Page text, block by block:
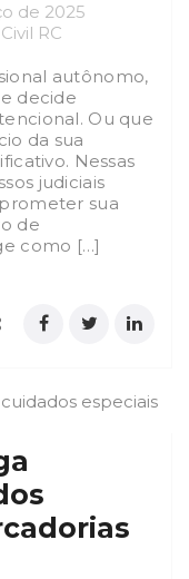
de 2025
RC
autônomo,
decide
Ou que
da sua
Nessas
judiciais
sua
de
como […]